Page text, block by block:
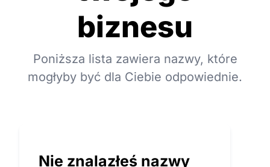
biznesu
Poniższa lista zawiera nazwy, które
mogłyby być dla Ciebie odpowiednie.
Nie znalazłeś nazwy